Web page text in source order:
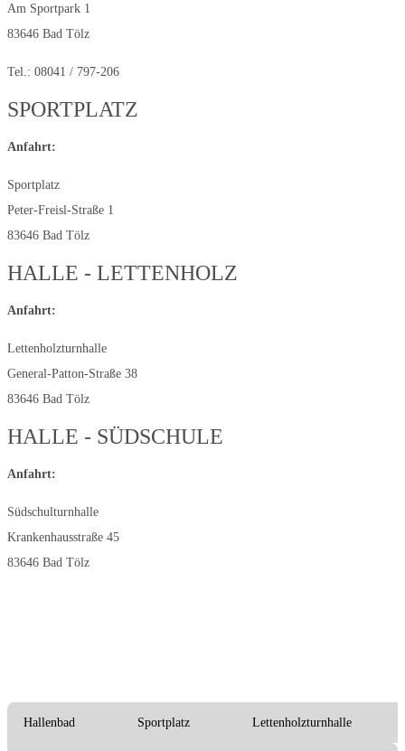
Am Sportpark 1
83646 Bad Tölz
Tel.: 08041 / 797-206
SPORTPLATZ
Anfahrt:
Sportplatz
Peter-Freisl-Straße 1
83646 Bad Tölz
HALLE - LETTENHOLZ
Anfahrt:
Lettenholzturnhalle
General-Patton-Straße 38
83646 Bad Tölz
HALLE - SÜDSCHULE
Anfahrt:
Südschulturnhalle
Krankenhausstraße 45
83646 Bad Tölz
Hallenbad Sportplatz Lettenholzturnhalle